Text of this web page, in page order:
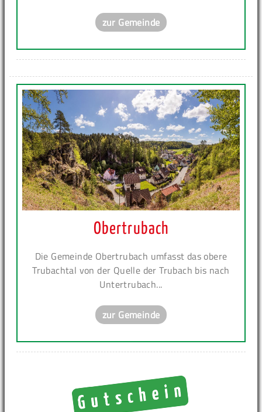
zur Gemeinde
Obertrubach
Die Gemeinde Obertrubach umfasst das obere
Trubachtal von der Quelle der Trubach bis nach
Untertrubach...
zur Gemeinde